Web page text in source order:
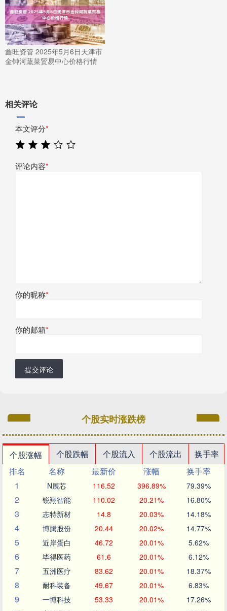
鑫旺资管 2025年5月6日天津市
金钟河蔬菜贸易中心价格行情
相关评论
本文评分*
评论内容*
你的昵称*
你的邮箱*
提交评论
个股实时涨跌榜
个股涨幅 个股跌幅 个股流入 个股流出
换手率
排名
名称 最新价 涨幅
换手率
1
N展芯 116.52 396.89% 79.39%
2 锐翔智能 110.02 20.21% 16.80%
3 志特新材 14.8 20.03% 14.18%
4 博腾股份 20.44 20.02% 14.77%
5 近岸蛋白 46.72 20.01% 5.62%
6 毕得医药 61.6 20.01% 6.12%
7 五洲医疗 83.62 20.01% 18.37%
8 耐科装备 49.67 20.01% 6.83%
9 一博科技 53.33 20.01% 17.26%